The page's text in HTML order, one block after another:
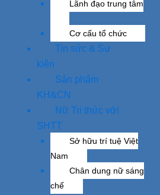
Lãnh đạo trung tâm
Cơ cấu tổ chức
Tin sức & Sự
kiện
Sản phẩm
KH&CN
Nữ Tri thức với
SHTT
Sở hữu trí tuệ Việt
Nam
Chân dung nữ sáng
chế